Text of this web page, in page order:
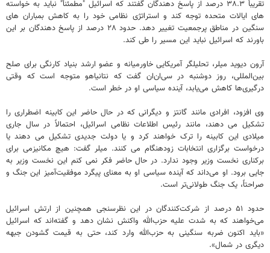
تقریباً ۳۸.۳ درصد از پاسخ دهندگان گفتند که اسرائیل "مطمئناً" نباید به خواسته
های ایالات متحده توجه کند و استراتژی نظامی خود را به کاهش بمباران های
سنگین در مناطق پرجمعیت تغییر دهد. حدود ۲۸ درصد از پاسخ دهندگان بر این
باورند که اسرائیل نباید این مسیر را طی کند.
آرون دیوید میلر، تحلیلگر آمریکایی خاورمیانه و عضو ارشد بنیاد کارنگی برای صلح
بین‌المللی، روز دوشنبه در سی‌ان‌ان گفت که نتانیاهو متوجه است که وقتی
درگیری‌ها کاهش می‌یابد، آینده سیاسی او در خطر است.
وی افزود، افرادی مانند گانتز و دیگرانی که در حال حاضر این کابینه اضطراری را
تشکیل می دهند، مانند رئیس اطلاعات نظامی اسرائیل، احتمالاً در سال جاری
میلادی این کابینه را ترک خواهند کرد و یا دولت جدیدی تشکیل می دهند یا
درخواست برگزاری انتخابات زودهنگام می کنند. میلر گفت: هیچ مکانیزمی برای
برکناری نخست وزیر وجود ندارد. در حال حاضر فکر نمی کنم این نخست وزیر به
جایی برود. او می‌داند که آینده سیاسی او به معنای پیگرد موفقیت‌آمیز این جنگ و
صراحتاً، یک جنگ طولانی‌تر است.
حدود ۵۱ درصد از شرکت‌کنندگان در این نظرسنجی همچنین از ارتش اسرائیل
می‌خواهند که به شدت علیه حزب‌الله واکنش نشان دهد و گفته‌اند که اسرائیل
«باید اکنون ضربه سنگینی به حزب‌الله وارد کند، حتی به قیمت گشودن جبهه
دیگری در شمال».